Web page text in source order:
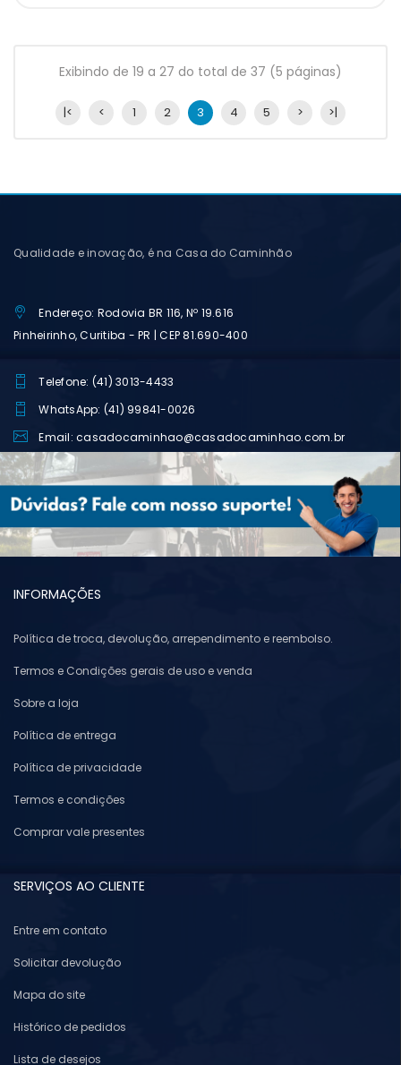
Exibindo de 19 a 27 do total de 37 (5 páginas)
|< < 1 2 3 4 5 > >|
Qualidade e inovação, é na Casa do Caminhão
Endereço: Rodovia BR 116, Nº 19.616
Pinheirinho, Curitiba - PR | CEP 81.690-400
Telefone: (41) 3013-4433
WhatsApp: (41) 99841-0026
Email: casadocaminhao@casadocaminhao.com.br
INFORMAÇÕES
Política de troca, devolução, arrependimento e reembolso.
Termos e Condições gerais de uso e venda
Sobre a loja
Política de entrega
Política de privacidade
Termos e condições
Comprar vale presentes
SERVIÇOS AO CLIENTE
Entre em contato
Solicitar devolução
Mapa do site
Histórico de pedidos
Lista de desejos